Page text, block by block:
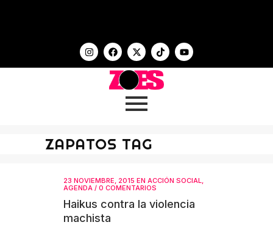
ZAPATOS TAG
23 NOVIEMBRE, 2015 EN ACCIÓN SOCIAL,
AGENDA / 0 COMENTARIOS
Haikus contra la violencia
machista